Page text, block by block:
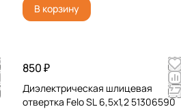
В корзину
850 ₽
Диэлектрическая шлицевая
отвертка Felo SL 6,5x1,2 51306590